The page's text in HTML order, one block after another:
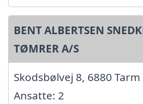
BENT ALBERTSEN
TØMRER A/S
Skodsbølvej 8, 6880 Tarm
Ansatte: 2